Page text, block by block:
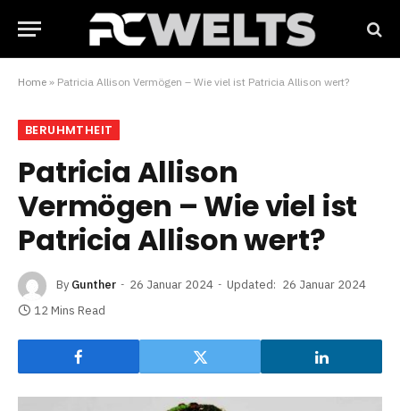
Home » Patricia Allison Vermögen – Wie viel ist Patricia Allison wert?
BERUHMTHEIT
Patricia Allison
Vermögen – Wie viel ist
Patricia Allison wert?
By Gunther 26 Januar 2024 Updated: 26 Januar 2024
12 Mins Read